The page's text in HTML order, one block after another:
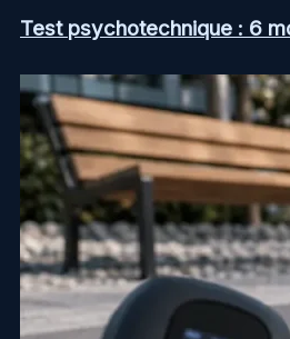
Test psychotechnique : 6